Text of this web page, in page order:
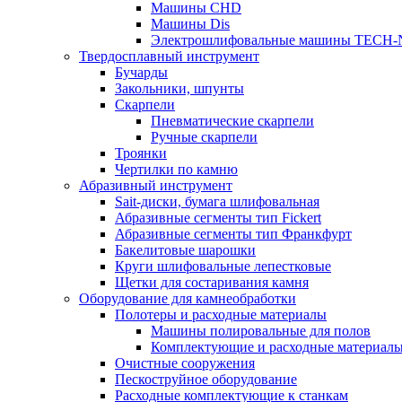
Машины CHD
Машины Dis
Электрошлифовальные машины TECH-
Твердосплавный инструмент
Бучарды
Закольники, шпунты
Скарпели
Пневматические скарпели
Ручные скарпели
Троянки
Чертилки по камню
Абразивный инструмент
Sait-диски, бумага шлифовальная
Абразивные сегменты тип Fickert
Абразивные сегменты тип Франкфурт
Бакелитовые шарошки
Круги шлифовальные лепестковые
Щетки для состаривания камня
Оборудование для камнеобработки
Полотеры и расходные материалы
Машины полировальные для полов
Комплектующие и расходные
Очистные сооружения
Пескоструйное оборудование
Расходные комплектующие к станкам